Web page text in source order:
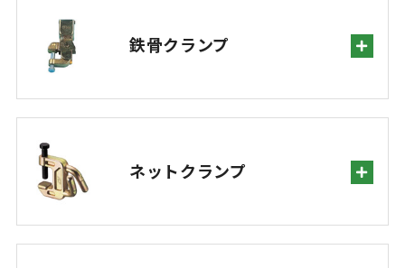
鉄骨クランプ
ネットクランプ